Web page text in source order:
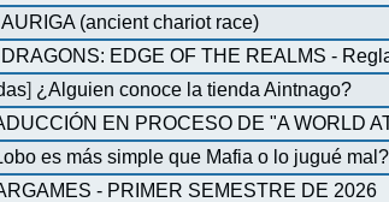
AURIGA (ancient chariot race)
EDGE OF THE REALMS -
] ¿Alguien conoce la tienda Aintnago?
EN PROCESO DE "A WORLD
es más simple que Mafia o lo jugué mal?
- PRIMER SEMESTRE DE 2026